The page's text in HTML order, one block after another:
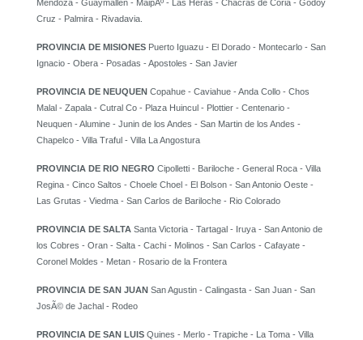
Mendoza - Guaymallen - MaipÃº - Las Heras - Chacras de Coria - Godoy
Cruz - Palmira - Rivadavia.
PROVINCIA DE MISIONES Puerto Iguazu - El Dorado - Montecarlo - San
Ignacio - Obera - Posadas - Apostoles - San Javier
PROVINCIA DE NEUQUEN Copahue - Caviahue - Anda Collo - Chos
Malal - Zapala - Cutral Co - Plaza Huincul - Plottier - Centenario -
Neuquen - Alumine - Junin de los Andes - San Martin de los Andes -
Chapelco - Villa Traful - Villa La Angostura
PROVINCIA DE RIO NEGRO Cipolletti - Bariloche - General Roca - Villa
Regina - Cinco Saltos - Choele Choel - El Bolson - San Antonio Oeste -
Las Grutas - Viedma - San Carlos de Bariloche - Rio Colorado
PROVINCIA DE SALTA Santa Victoria - Tartagal - Iruya - San Antonio de
los Cobres - Oran - Salta - Cachi - Molinos - San Carlos - Cafayate -
Coronel Moldes - Metan - Rosario de la Frontera
PROVINCIA DE SAN JUAN San Agustin - Calingasta - San Juan - San
JosÃ© de Jachal - Rodeo
PROVINCIA DE SAN LUIS Quines - Merlo - Trapiche - La Toma - Villa